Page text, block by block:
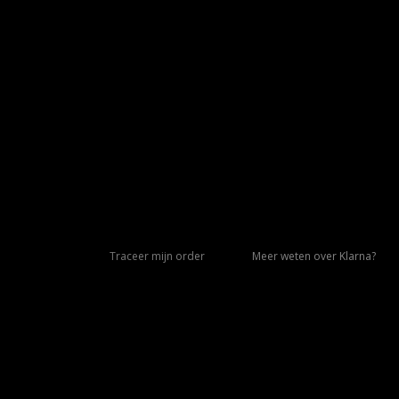
Traceer mijn order Meer weten over Klarna?